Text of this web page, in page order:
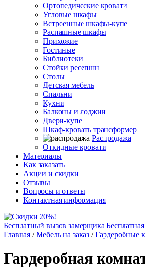
Ортопедические кровати
Угловые шкафы
Встроенные шкафы-купе
Распашные шкафы
Прихожие
Гостиные
Библиотеки
Стойки ресепшн
Столы
Детская мебель
Спальни
Кухни
Балконы и лоджии
Двери-купе
Шкаф-кровать трансформер
Распродажа
Откидные кровати
Материалы
Как заказать
Акции и скидки
Отзывы
Вопросы и ответы
Контактная информация
Бесплатный вызов замерщика
Главная /Мебель на заказ /Гардеробные
Гардеробная